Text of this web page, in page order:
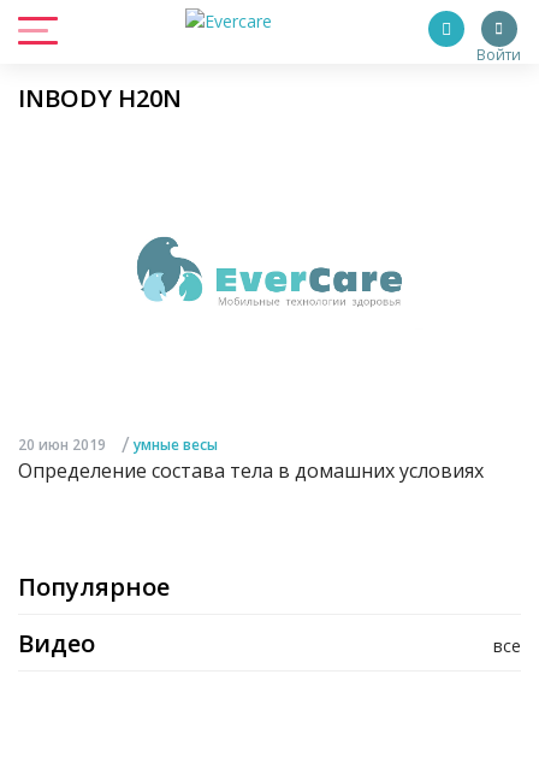
Войти
INBODY H20N
20 июн 2019 / умные весы
Определение состава тела в домашних условиях
Популярное
все
Видео